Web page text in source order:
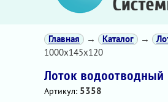
Главная → Каталог →
1000х145х120
Лоток водоотводный
Артикул: 5358